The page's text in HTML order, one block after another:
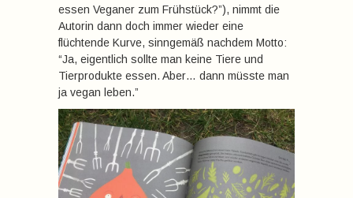
essen Veganer zum Frühstück?”), nimmt die
Autorin dann doch immer wieder eine
flüchtende Kurve, sinngemäß nachdem Motto:
“Ja, eigentlich sollte man keine Tiere und
Tierprodukte essen. Aber… dann müsste man
ja vegan leben.”